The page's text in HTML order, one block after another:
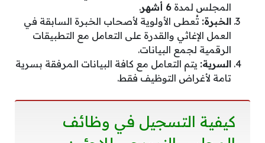
المجلس لمدة 6 أشهر
.
الخبرة: تُعطى الأولوية لأصحاب الخبرة السابقة في
العمل الإغاثي والقدرة على التعامل مع التطبيقات
الرقمية لجمع البيانات.
السرية: يتم التعامل مع كافة البيانات المرفقة بسرية
تامة لأغراض التوظيف فقط.
​كيفية التسجيل في وظائف